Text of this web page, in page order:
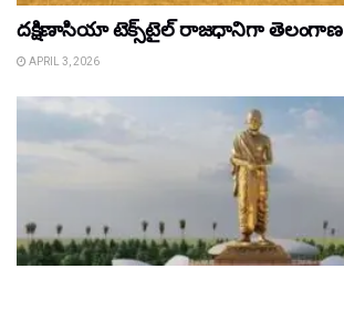
దక్షిణాసియా టెక్స్‌టైల్ రాజధానిగా తెలంగాణ
APRIL 3, 2026